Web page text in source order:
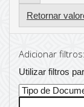
Retornar
Adicionar filtros:
Utilizar filtros